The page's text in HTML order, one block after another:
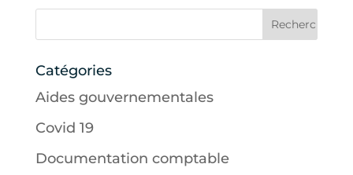
Catégories
Aides gouvernementales
Covid 19
Documentation comptable